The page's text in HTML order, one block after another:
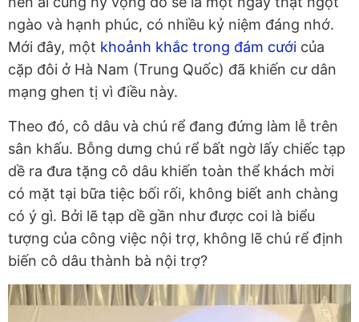
ngào và hạnh phúc, có nhiều kỷ niệm đáng nhớ.
Mới đây, một khoảnh khắc trong đám cưới của
cặp đôi ở Hà Nam (Trung Quốc) đã khiến cư dân
mạng ghen tị vì điều này.
Theo đó, cô dâu và chú rể đang đứng làm lễ trên
sân khấu. Bỗng dưng chú rể bất ngờ lấy chiếc tạp
dề ra đưa tặng cô dâu khiến toàn thể khách mời
có mặt tại bữa tiệc bối rối, không biết anh chàng
có ý gì. Bởi lẽ tạp dề gần như được coi là biểu
tượng của công việc nội trợ, không lẽ chú rể định
biến cô dâu thành bà nội trợ?